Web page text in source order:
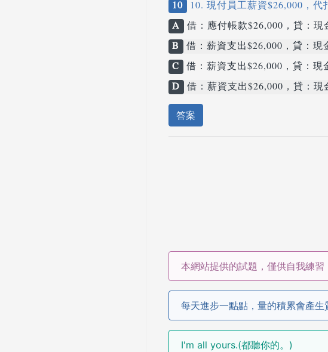
10 10. 現付員工薪資$26,000，
A 借：應付帳款$26,000，貸：現
B 借：薪資支出$26,000，貸：現
C 借：薪資支出$26,000，貸：現
D 借：薪資支出$26,000，貸：現
答案
本網站提供的試題，僅供自我練
每天進步一點點，量的積累會產生
I'm all yours.(都聽你的。)